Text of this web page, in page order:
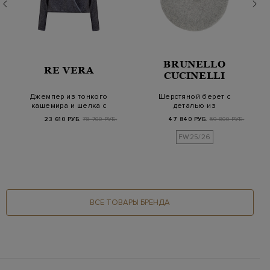
RE VERA
Джемпер из тонкого
кашемира и шелка с
23 610 РУБ. 78 700 РУБ.
BRUNELLO
CUCINELLI
Шерстяной берет с
деталью из
Мониль
47 840 РУБ. 59 800 РУБ.
FW25/26
ВСЕ ТОВАРЫ БРЕНДА